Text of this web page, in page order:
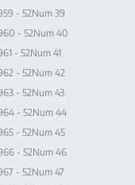
- 52Num 39
- 52Num 40
- 52Num 41
- 52Num 42
- 52Num 43
- 52Num 44
- 52Num 45
- 52Num 46
- 52Num 47